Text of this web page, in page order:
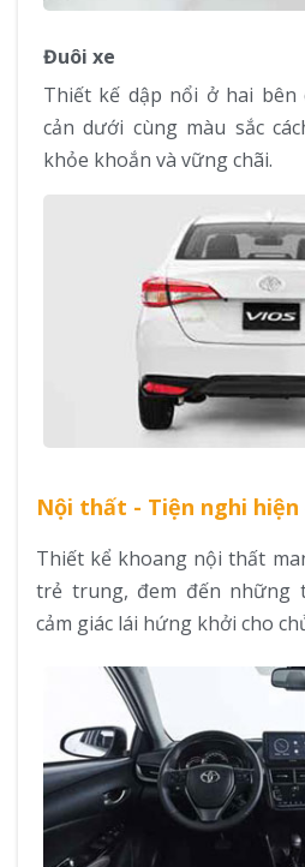
Đuôi xe
Thiết kế dập nổi ở hai bên
cản dưới cùng màu sắc
khỏe khoắn và vững chãi.
Nội thất - Tiện nghi hiện
Thiết kể khoang nội thất
trẻ trung, đem đến những
cảm giác lái hứng khởi cho